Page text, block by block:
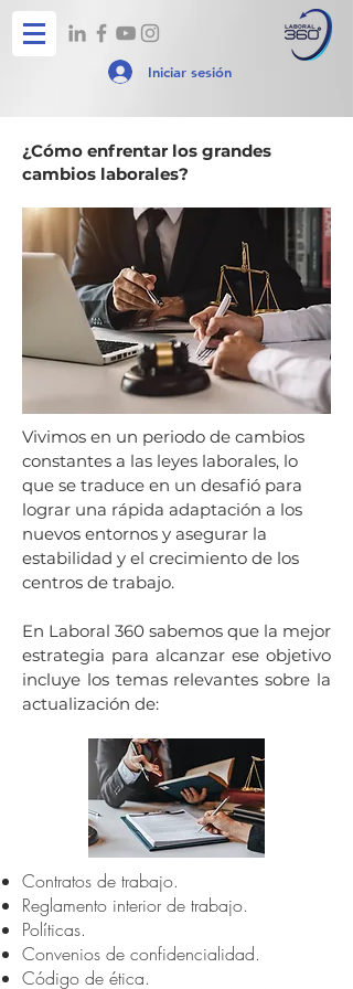
Iniciar sesión
¿Cómo enfrentar los grandes
cambios laborales?
Vivimos en un periodo de cambios
constantes a las leyes laborales, lo
que se traduce en un desafió para
lograr una rápida adaptación a los
nuevos entornos y asegurar la
estabilidad y el crecimiento de los
centros de trabajo.
En Laboral 360 sabemos que la mejor
estrategia para alcanzar ese objetivo
incluye los temas relevantes sobre la
actualización de:
Contratos de trabajo.
Reglamento interior de trabajo.
Políticas.
Convenios de confidencialidad.
Código de ética.